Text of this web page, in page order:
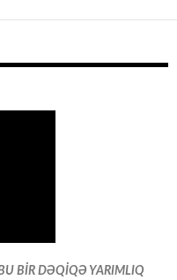
BİR DƏQİQƏ YARIMLIQ